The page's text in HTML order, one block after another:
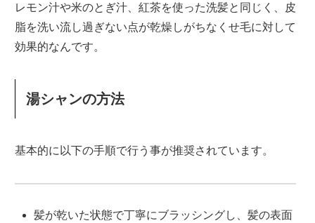
レモン汁や米のとぎ汁、紅茶を使った洗髪と同じく、皮
脂を洗い流し過ぎない点が乾燥しがちなくせ毛に対して
効果的なんです。
湯シャンの方法
基本的に以下の手順で行う事が推奨されています。
髪が乾いた状態で丁寧にブラッシングし、髪の表面